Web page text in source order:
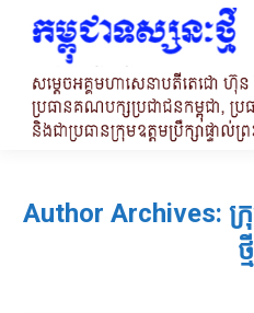
Author Archives: ក្
ថ្មី